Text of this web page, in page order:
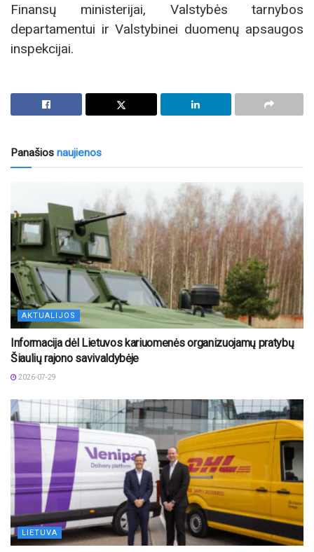
Finansų ministerijai, Valstybės tarnybos
departamentui ir Valstybinei duomenų apsaugos
inspekcijai.
Panašios naujienos
AKTUALIJOS
Informacija dėl Lietuvos kariuomenės organizuojamų pratybų
Šiaulių rajono savivaldybėje
2026-07-29
LIETUVA